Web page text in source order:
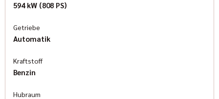
594 kW (808 PS)
Getriebe
Automatik
Kraftstoff
Benzin
Hubraum